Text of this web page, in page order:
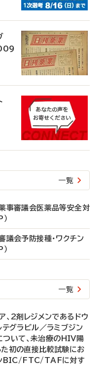
ト
一覧
事審議会医薬品等安全対
会予防接種・ワクチン
一覧
、2剤レジメンであるドウ
テグラビル／ラミブジン
ついて、未治療のHIV陽
初の直接比較試験にお
ンBIC/FTC/TAFに対す